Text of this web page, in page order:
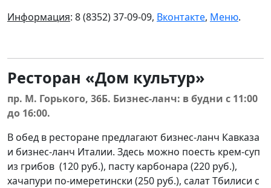
Информация: 8 (8352) 37-09-09, Вконтакте, Меню.
Ресторан «Дом культур»
пр. М. Горького, 36Б. Бизнес-ланч: в будни с 11:00
до 16:00.
В обед в ресторане предлагают бизнес-ланч Кавказа
и бизнес-ланч Италии. Здесь можно поесть крем-суп
из грибов (120 руб.), пасту карбонара (220 руб.),
хачапури по-имеретински (250 руб.), салат Тбилиси с